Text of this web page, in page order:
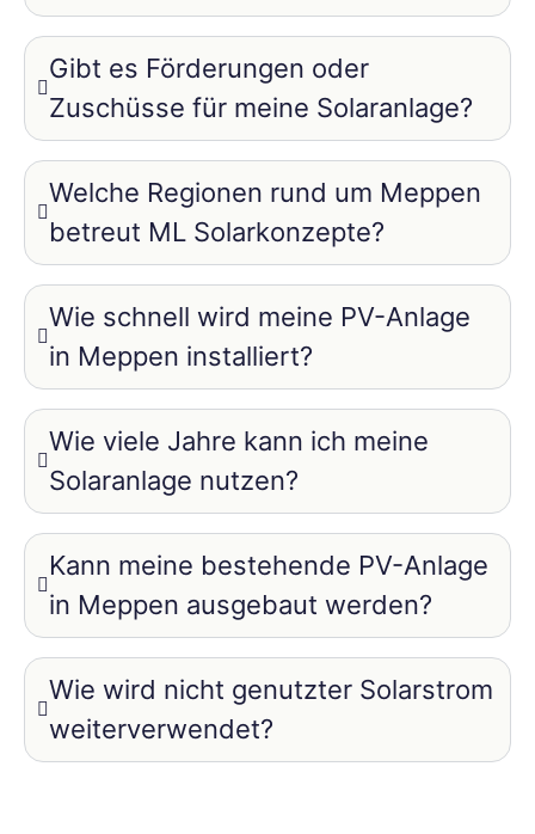
Gibt es Förderungen oder
Zuschüsse für meine Solaranlage?
Welche Regionen rund um Meppen
betreut ML Solarkonzepte?
Wie schnell wird meine PV-Anlage
in Meppen installiert?
Wie viele Jahre kann ich meine
Solaranlage nutzen?
Kann meine bestehende PV-Anlage
in Meppen ausgebaut werden?
Wie wird nicht genutzter Solarstrom
weiterverwendet?